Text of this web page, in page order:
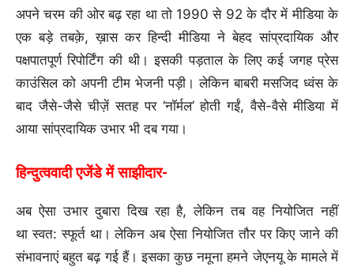
अपने चरम की ओर बढ़ रहा था तो 1990 से 92 के दौर में मीडिया के
एक बड़े तबक़े, ख़ास कर हिन्दी मीडिया ने बेहद सांप्रदायिक और
पक्षपातपूर्ण रिपोर्टिंग की थी। इसकी पड़ताल के लिए कई जगह प्रेस
काउंसिल को अपनी टीम भेजनी पड़ी। लेकिन बाबरी मसजिद ध्वंस के
बाद जैसे-जैसे चीज़ें सतह पर ‘नॉर्मल’ होती गईं, वैसे-वैसे मीडिया में
आया सांप्रदायिक उभार भी दब गया।
हिन्दुत्ववादी एजेंडे में साझीदार-
अब ऐसा उभार दुबारा दिख रहा है, लेकिन तब वह नियोजित नहीं
था स्वत: स्फूर्त था। लेकिन अब ऐसा नियोजित तौर पर किए जाने की
संभावनाएं बहुत बढ़ गई हैं। इसका कुछ नमूना हमने जेएनयू के मामले में